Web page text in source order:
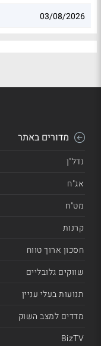
03/08/2026
מדורים באתר
נדל"ן
אג"ח
מט"ח
קרנות
חסכון ארוך טווח
שווקים גלובליים
תנועות בעלי עניין
מדדים למצב השוק
BizTV